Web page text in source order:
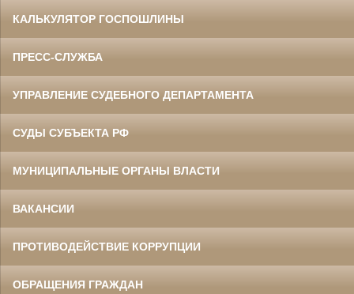
КАЛЬКУЛЯТОР ГОСПОШЛИНЫ
ПРЕСС-СЛУЖБА
УПРАВЛЕНИЕ СУДЕБНОГО ДЕПАРТАМЕНТА
СУДЫ СУБЪЕКТА РФ
МУНИЦИПАЛЬНЫЕ ОРГАНЫ ВЛАСТИ
ВАКАНСИИ
ПРОТИВОДЕЙСТВИЕ КОРРУПЦИИ
ОБРАЩЕНИЯ ГРАЖДАН